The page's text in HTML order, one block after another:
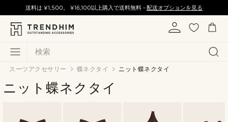
検索
送料は ¥1,500。 ¥16,100以上購入で送料無料 -配送オプションを見る
スーツアクセサリー 蝶ネクタイ ニット蝶ネクタイ
ニット蝶ネクタイ